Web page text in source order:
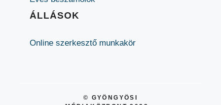
ÁLLÁSOK
Online szerkesztő munkakör
© GYÖNGYÖSI